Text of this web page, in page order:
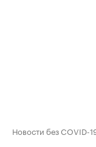
Новости без COVID-